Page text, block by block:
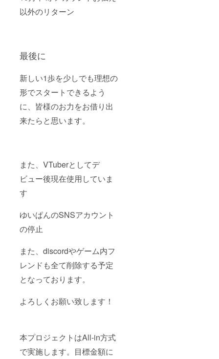
以外のリターン
最後に
新しい1歩を少しでも理想の
形でスタートできるよう
に、皆様のお力をお借り出
来たらと思います。
また、VTuberとしてデ
ビュー後現在使用していま
す
ゆいぱんのSNSアカウント
の停止
また、discordやゲーム内フ
レンドも全て削除する予定
となっております。
よろしくお願い致します！
本プロジェクトはAll-in方式
で実施します。目標金額に